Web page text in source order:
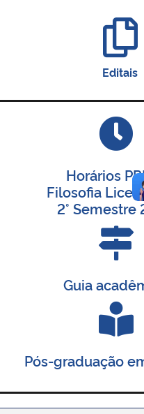
Editais
Horários
Filosofia
2° Semestre
Guia
Pós-graduação